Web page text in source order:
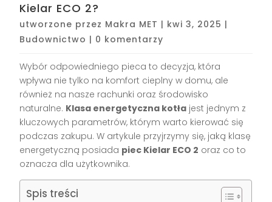
Kielar ECO 2?
utworzone przez Makra MET | kwi 3, 2025 |
Budownictwo | 0 komentarzy
Wybór odpowiedniego pieca to decyzja, która
wpływa nie tylko na komfort cieplny w domu, ale
również na nasze rachunki oraz środowisko
naturalne. Klasa energetyczna kotła jest jednym z
kluczowych parametrów, którym warto kierować się
podczas zakupu. W artykule przyjrzymy się, jaką klasę
energetyczną posiada piec Kielar ECO 2 oraz co to
oznacza dla użytkownika.
Spis treści